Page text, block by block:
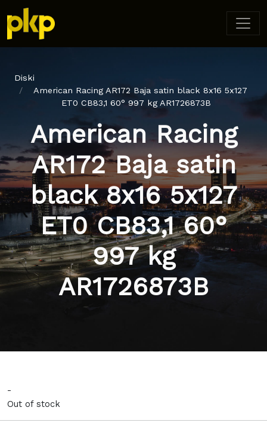
Diski
American Racing AR172 Baja satin black 8x16 5x127
ET0 CB83,1 60° 997 kg AR1726873B
American Racing
AR172 Baja satin
black 8x16 5x127
ET0 CB83,1 60°
997 kg
AR1726873B
-
Out of stock